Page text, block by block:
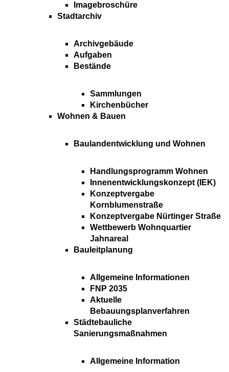
Imagebroschüre
Stadtarchiv
Archivgebäude
Aufgaben
Bestände
Sammlungen
Kirchenbücher
Wohnen & Bauen
Baulandentwicklung und Wohnen
Handlungsprogramm Wohnen
Innenentwicklungskonzept (IEK)
Konzeptvergabe
Kornblumenstraße
Konzeptvergabe Nürtinger Straße
Wettbewerb Wohnquartier
Jahnareal
Bauleitplanung
Allgemeine Informationen
FNP 2035
Aktuelle
Bebauungsplanverfahren
Städtebauliche
Sanierungsmaßnahmen
Allgemeine Information